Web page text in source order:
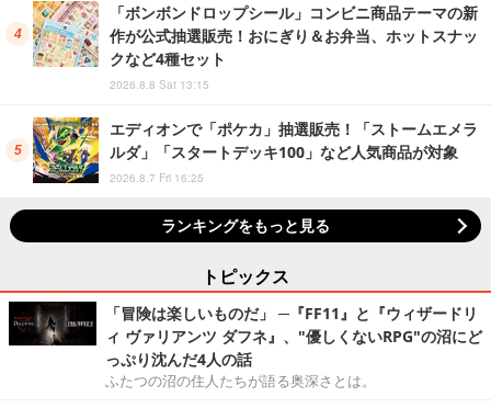
「ボンボンドロップシール」コンビニ商品テーマの新
作が公式抽選販売！おにぎり＆お弁当、ホットスナッ
クなど4種セット
2026.8.8 Sat 13:15
エディオンで「ポケカ」抽選販売！「ストームエメラ
ルダ」「スタートデッキ100」など人気商品が対象
2026.8.7 Fri 16:25
ランキングをもっと見る
トピックス
「冒険は楽しいものだ」 ─『FF11』と『ウィザードリ
ィ ヴァリアンツ ダフネ』、"優しくないRPG"の沼にど
っぷり沈んだ4人の話
ふたつの沼の住人たちが語る奥深さとは。